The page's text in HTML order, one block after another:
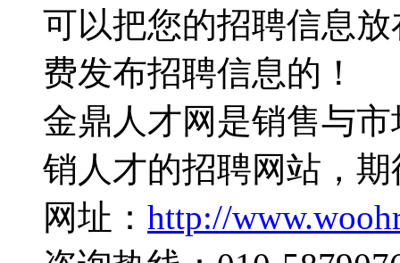
可以把您的招聘信息
费发布招聘信息的！
金鼎人才网是销售与
销人才的招聘网站，
网址： http://